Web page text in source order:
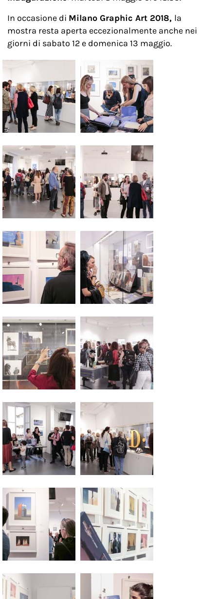
In occasione di Milano Graphic Art 2018, la
mostra resta aperta eccezionalmente anche nei
giorni di sabato 12 e domenica 13 maggio.